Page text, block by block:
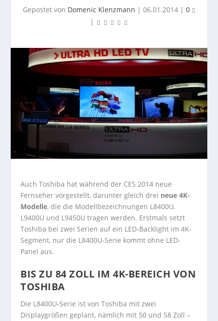
Gepostet von Domenic Klenzmann | 06.01.2014 | 0
|
Auch Toshiba hat während der CES 2014 neue
Fernseher vorgestellt, darunter gleich drei neue 4K-
Modelle, die die Modellbezeichnungen L8400U,
L9400U und L9450U tragen werden. Erstmals setzt
Toshiba bei zwei Serien auf ein LED-Backlight im 4K-
Segment, nur die L8400U-Serie kommt ohne LED-
Panel aus.
BIS ZU 84 ZOLL IM 4K-BEREICH VON
TOSHIBA
Die L8400U-Serie ist von Toshiba mit zwei
Displaygrößen geplant, nämlich mit 50 und 58 Zoll –